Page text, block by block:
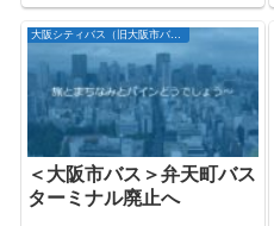
大阪シティバス（旧大阪市バス）
＜大阪市バス＞弁天町バス
ターミナル廃止へ